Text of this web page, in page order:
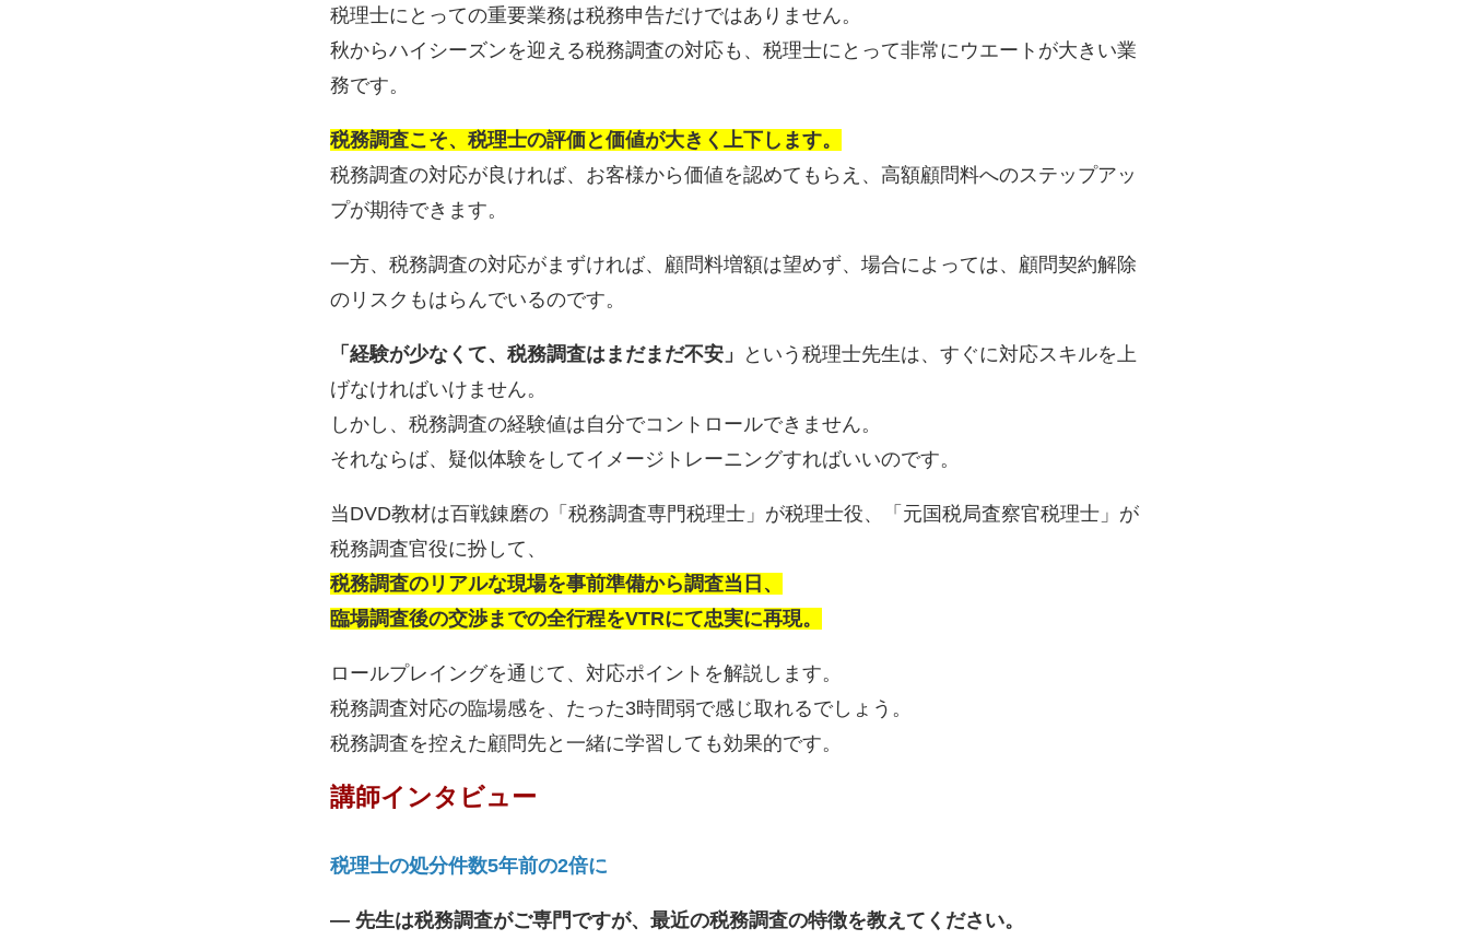
税理士にとっての重要業務は税務申告だけではありません。
秋からハイシーズンを迎える税務調査の対応も、税理士にとって非常にウエートが大きい業
務です。
税務調査こそ、税理士の評価と価値が大きく上下します。
税務調査の対応が良ければ、お客様から価値を認めてもらえ、高額顧問料へのステップアッ
プが期待できます。
一方、税務調査の対応がまずければ、顧問料増額は望めず、場合によっては、顧問契約解除
のリスクもはらんでいるのです。
「経験が少なくて、税務調査はまだまだ不安」
という税理士先生は、すぐに対応スキルを上
げなければいけません。
しかし、税務調査の経験値は自分でコントロールできません。
それならば、疑似体験をしてイメージトレーニングすればいいのです。
当DVD教材は百戦錬磨の「税務調査専門税理士」が税理士役、「元国税局査察官税理士」が
税務調査官役に扮して、
税務調査のリアルな現場を事前準備から調査当日、
臨場調査後の交渉までの全行程をVTRにて忠実に再現。
ロールプレイングを通じて、対応ポイントを解説します。
税務調査対応の臨場感を、たった3時間弱で感じ取れるでしょう。
税務調査を控えた顧問先と一緒に学習しても効果的です。
講師インタビュー
税理士の処分件数5年前の2倍に
― 先生は税務調査がご専門ですが、最近の税務調査の特徴を教えてください。